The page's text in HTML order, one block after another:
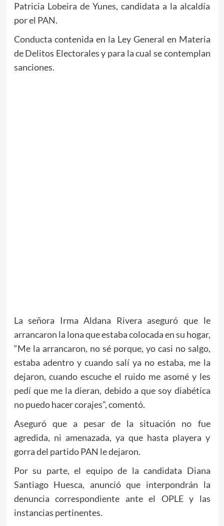
Patricia Lobeira de Yunes, candidata a la alcaldía
por el PAN.
Conducta contenida en la Ley General en Materia
de Delitos Electorales y para la cual se contemplan
sanciones.
La señora Irma Aldana Rivera aseguró que le
arrancaron la lona que estaba colocada en su hogar,
“Me la arrancaron, no sé porque, yo casi no salgo,
estaba adentro y cuando salí ya no estaba, me la
dejaron, cuando escuche el ruido me asomé y les
pedí que me la dieran, debido a que soy diabética
no puedo hacer corajes”, comentó.
Aseguró que a pesar de la situación no fue
agredida, ni amenazada, ya que hasta playera y
gorra del partido PAN le dejaron.
Por su parte, el equipo de la candidata Diana
Santiago Huesca, anunció que interpondrán la
denuncia correspondiente ante el OPLE y las
instancias pertinentes.